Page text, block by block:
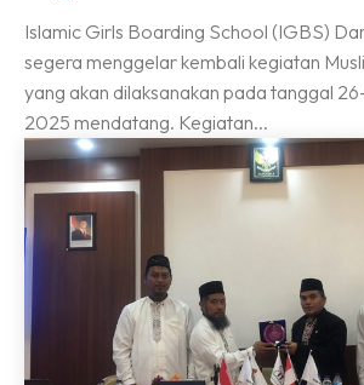
Islamic Girls Boarding School (IGBS)
segera menggelar kembali kegiatan
yang akan dilaksanakan pada tanggal
2025 mendatang. Kegiatan...